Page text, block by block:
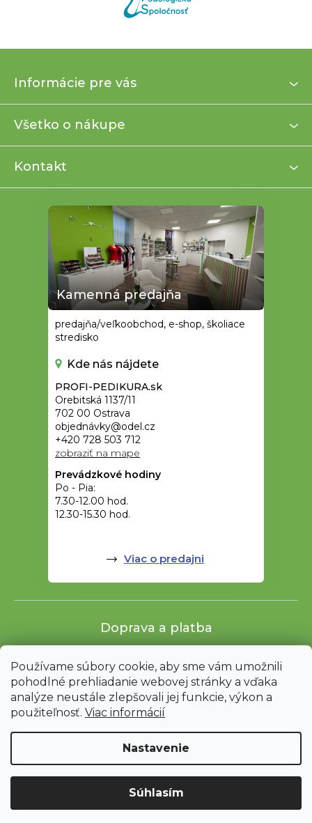
Používame súbory cookie, aby sme vám umožnili
pohodlné prehliadanie webovej stránky a vďaka
analýze neustále zlepšovali jej funkcie, výkon a
použiteľnosť. Viac informácií
Nastavenie
Súhlasím
Upozornenie: Z dôvodu sťahovania bude od 3. 8. do 12. 8. ZAVRETÉ
p
t
Informácie pre vás
Všetko o nákupe
Kontakt
Kamenná predajňa
predajňa/veľkoobchod, e-shop, školiace
stredisko
Kde nás nájdete
PROFI-PEDIKURA.sk
Orebitská 1137/11
702 00 Ostrava
objednávky@odel.cz
+420 728 503 712
zobraziť na mape
Prevádzkové hodiny
Po - Pia:
7.30-12.00 hod.
12.30-15.30 hod.
Viac o predajni
Doprava a platba
Shoptet |mime digital